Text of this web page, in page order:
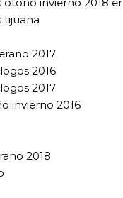
tijuana
2017
2016
2017
invierno 2016
2018